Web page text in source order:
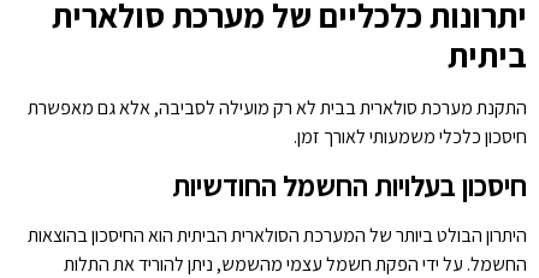
יתרונות כלכליים של מערכת סולארית
ביתית
התקנת מערכת סולארית בבית לא רק מועילה לסביבה, אלא גם מאפשרת
חיסכון כלכלי משמעותי לאורך זמן.
חיסכון בעלויות החשמל החודשיות
היתרון הבולט ביותר של המערכת הסולארית הביתית הוא החיסכון בהוצאות
החשמל. על ידי הפקת חשמל עצמי מהשמש, ניתן להוריד את התלות